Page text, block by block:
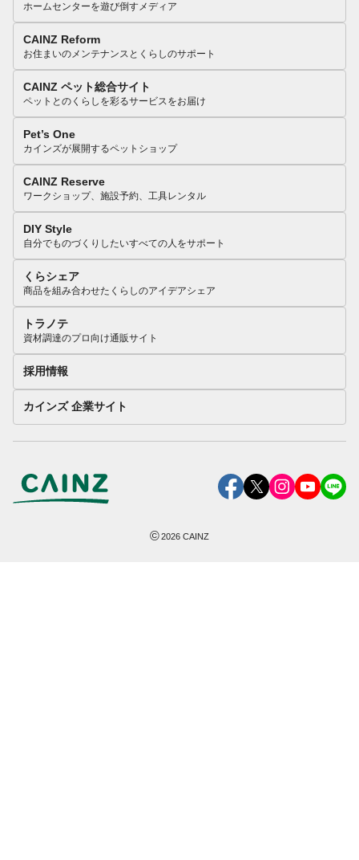
ホームセンターを遊び倒すメディア
CAINZ Reform
お住まいのメンテナンスとくらしのサポート
CAINZ ペット総合サイト
ペットとのくらしを彩るサービスをお届け
Pet’s One
カインズが展開するペットショップ
CAINZ Reserve
ワークショップ、施設予約、工具レンタル
DIY Style
自分でものづくりしたいすべての人をサポート
くらシェア
商品を組み合わせたくらしのアイデアシェア
トラノテ
資材調達のプロ向け通販サイト
採用情報
カインズ 企業サイト
©2026 CAINZ